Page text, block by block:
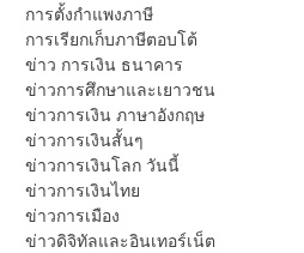
การตั้งกำแพงภาษี
การเรียกเก็บภาษีตอบโต้
ข่าว การเงิน ธนาคาร
ข่าวการศึกษาและเยาวชน
ข่าวการเงิน ภาษาอังกฤษ
ข่าวการเงินสั้นๆ
ข่าวการเงินโลก วันนี้
ข่าวการเงินไทย
ข่าวการเมือง
ข่าวดิจิทัลและอินเทอร์เน็ต